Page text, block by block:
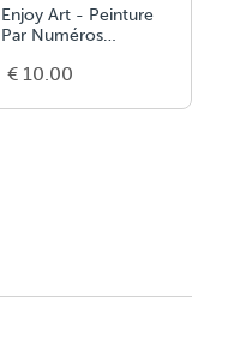
Enjoy Art - Peinture
Par Numéros
€ 10.00